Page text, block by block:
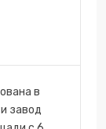
в
завод